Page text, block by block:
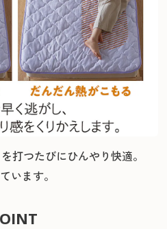
打つたびにひんやり快適。
います。